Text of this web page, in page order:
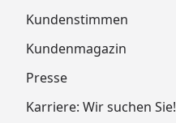
Kundenstimmen
Kundenmagazin
Presse
Karriere: Wir suchen Sie!